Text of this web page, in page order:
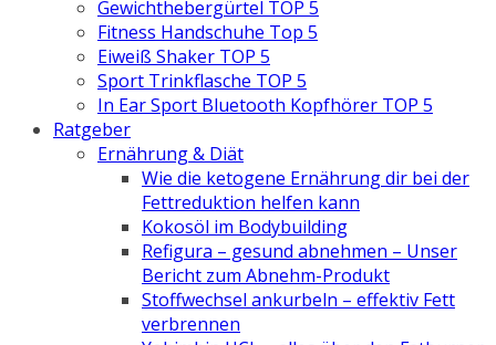
Gewichthebergürtel TOP 5
Fitness Handschuhe Top 5
Eiweiß Shaker TOP 5
Sport Trinkflasche TOP 5
In Ear Sport Bluetooth Kopfhörer TOP 5
Ratgeber
Ernährung & Diät
Wie die ketogene Ernährung dir bei der
Fettreduktion helfen kann
Kokosöl im Bodybuilding
Refigura – gesund abnehmen – Unser
Bericht zum Abnehm-Produkt
Stoffwechsel ankurbeln – effektiv Fett
verbrennen